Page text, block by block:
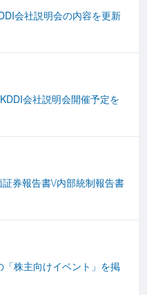
会社説明会の内容を更新
会社説明会開催予定を
券報告書\/内部統制報告書
株主向けイベント」を掲